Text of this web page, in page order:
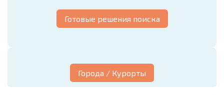
Готовые решения поиска
Города / Курорты